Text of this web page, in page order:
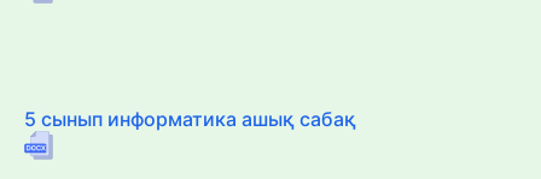
5 сынып информатика ашық сабақ